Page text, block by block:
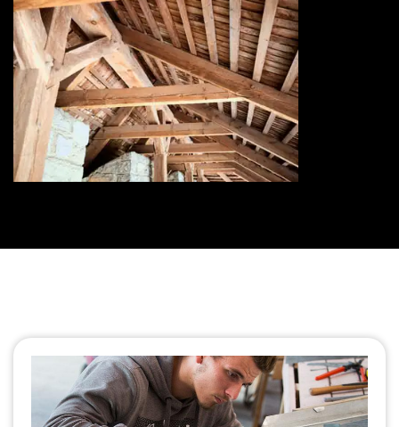
Traitement de charpente 73
Savoie